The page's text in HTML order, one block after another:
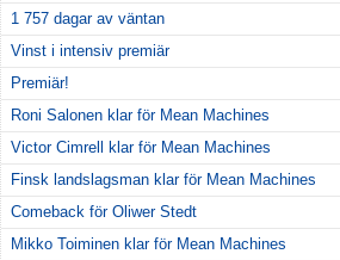
1 757 dagar av väntan
Vinst i intensiv premiär
Premiär!
Roni Salonen klar för Mean Machines
Victor Cimrell klar för Mean Machines
Finsk landslagsman klar för Mean Machines
Comeback för Oliwer Stedt
Mikko Toiminen klar för Mean Machines